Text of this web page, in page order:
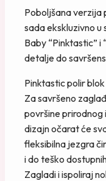
Poboljšana verzija
sada ekskluzivno u
Baby “Pinktastic” i
detalje do
Pinktastic polir
Za savršeno
površine prirodnog
dizajn očarat će
fleksibilna jezgra
i do teško
Zagladi i ispoliraj